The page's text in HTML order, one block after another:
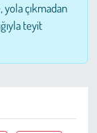
çıkmadan
teyit